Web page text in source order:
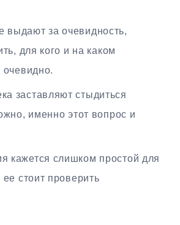
выдают за очевидность,
для кого и на каком
заставляют стыдиться
именно этот вопрос и
кажется слишком простой для
стоит проверить